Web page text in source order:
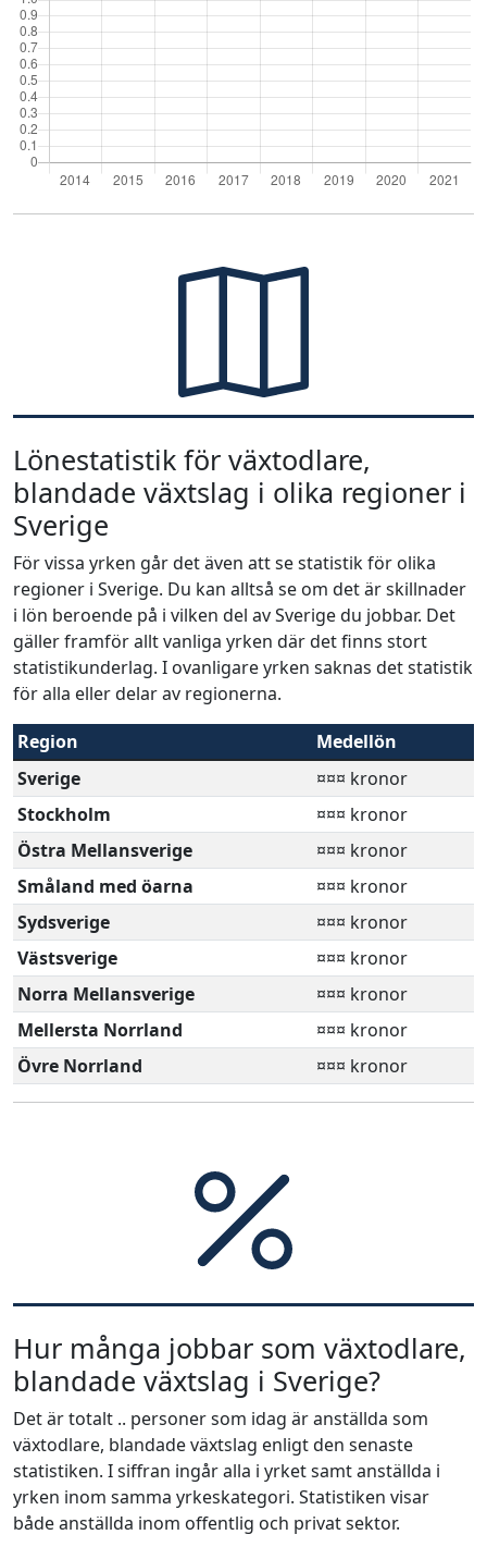
Lönestatistik för växtodlare,
blandade växtslag i olika regioner i
Sverige
För vissa yrken går det även att se statistik för olika
regioner i Sverige. Du kan alltså se om det är skillnader
i lön beroende på i vilken del av Sverige du jobbar. Det
gäller framför allt vanliga yrken där det finns stort
statistikunderlag. I ovanligare yrken saknas det statistik
för alla eller delar av regionerna.
Region
Medellön
Sverige
¤¤¤ kronor
Stockholm
¤¤¤ kronor
Östra Mellansverige
¤¤¤ kronor
Småland med öarna
¤¤¤ kronor
Sydsverige
¤¤¤ kronor
Västsverige
¤¤¤ kronor
Norra Mellansverige
¤¤¤ kronor
Mellersta Norrland
¤¤¤ kronor
Övre Norrland
¤¤¤ kronor
Hur många jobbar som växtodlare,
blandade växtslag i Sverige?
Det är totalt .. personer som idag är anställda som
växtodlare, blandade växtslag enligt den senaste
statistiken. I siffran ingår alla i yrket samt anställda i
yrken inom samma yrkeskategori. Statistiken visar
både anställda inom offentlig och privat sektor.